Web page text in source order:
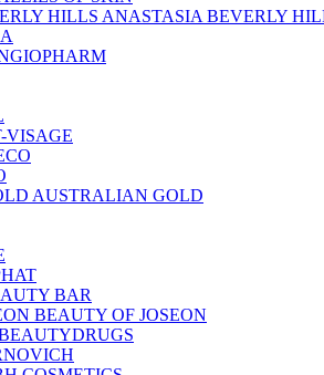
ANASTASIA BEVERLY
VISAGE
AUSTRALIAN GOLD
BAR
BEAUTY OF JOSEON